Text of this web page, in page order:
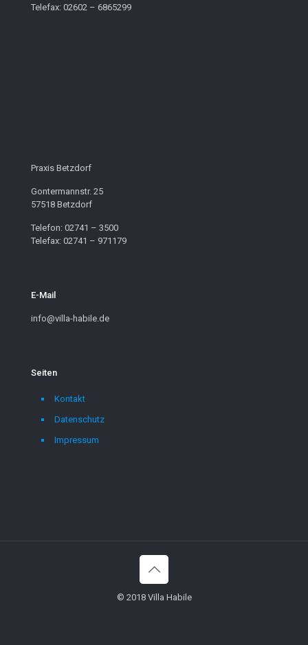
Telefax: 02602 – 6865299
Praxis Betzdorf
Gontermannstr. 25
57518 Betzdorf
Telefon: 02741 – 3500
Telefax: 02741 – 971179
E-Mail
info@villa-habile.de
Seiten
Kontakt
Datenschutz
Impressum
© 2018 Villa Habile